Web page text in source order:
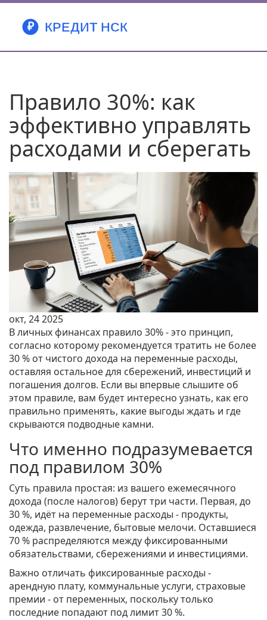
Правило 30%: как
эффективно управлять
расходами и сберегать
окт, 24 2025
В личных финансах правило 30%- это принцип,
согласно которому рекомендуется тратить не более
30 % от чистого дохода на переменные расходы,
оставляя остальное для сбережений, инвестиций и
погашения долгов. Если вы впервые слышите об
этом правиле, вам будет интересно узнать, как его
правильно применять, какие выгоды ждать и где
скрываются подводные камни.
Что именно подразумевается
под правилом 30%
Суть правила простая: из вашего ежемесячного
дохода (после налогов) берут три части. Первая, до
30 %, идёт на переменные расходы - продукты,
одежда, развлечение, бытовые мелочи. Оставшиеся
70 % распределяются между фиксированными
обязательствами, сбережениями и инвестициями.
Важно отличать фиксированные расходы -
арендную плату, коммунальные услуги, страховые
премии - от переменных, поскольку только
последние попадают под лимит 30 %.